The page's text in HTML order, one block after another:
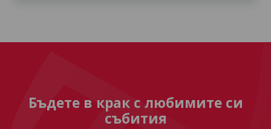
Бъдете в крак с любимите си
събития